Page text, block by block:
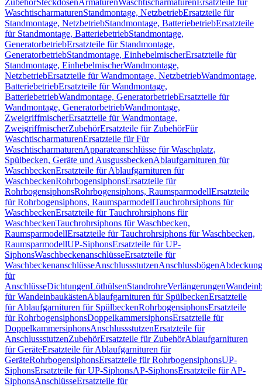
ZubehörSteckdosenArmaturenWaschtischarmaturen Ersatzteile für
WaschtischarmaturenStandmontage, NetzbetriebErsatzteile für
Standmontage, NetzbetriebStandmontage, BatteriebetriebErsatzteile
für Standmontage, BatteriebetriebStandmontage,
GeneratorbetriebErsatzteile für Standmontage,
GeneratorbetriebStandmontage, EinhebelmischerErsatzteile für
Standmontage, EinhebelmischerWandmontage,
NetzbetriebErsatzteile für Wandmontage, NetzbetriebWandmontage,
BatteriebetriebErsatzteile für Wandmontage,
BatteriebetriebWandmontage, GeneratorbetriebErsatzteile für
Wandmontage, GeneratorbetriebWandmontage,
ZweigriffmischerErsatzteile für Wandmontage,
ZweigriffmischerZubehörErsatzteile für ZubehörFür
WaschtischarmaturenErsatzteile für Für
WaschtischarmaturenApparateanschlüsse für Waschplatz,
Spülbecken, Geräte und AusgussbeckenAblaufgarnituren für
WaschbeckenErsatzteile für Ablaufgarnituren für
WaschbeckenRohrbogensiphonsErsatzteile für
RohrbogensiphonsRohrbogensiphons, RaumsparmodellErsatzteile
für Rohrbogensiphons, RaumsparmodellTauchrohrsiphons für
WaschbeckenErsatzteile für Tauchrohrsiphons für
WaschbeckenTauchrohrsiphons für Waschbecken,
RaumsparmodellErsatzteile für Tauchrohrsiphons für Waschbecken,
RaumsparmodellUP-SiphonsErsatzteile für UP-
SiphonsWaschbeckenanschlüsseErsatzteile für
WaschbeckenanschlüsseAnschlussstutzenAnschlussbögen
für
AnschlüsseDichtungenLöthülsenStandrohreVerlängerungen
für WandeinbaukästenAblaufgarnituren für SpülbeckenErsatzteile
für Ablaufgarnituren für SpülbeckenRohrbogensiphonsErsatzteile
für RohrbogensiphonsDoppelkammersiphonsErsatzteile für
DoppelkammersiphonsAnschlussstutzenErsatzteile für
AnschlussstutzenZubehörErsatzteile für ZubehörAblaufgarnituren
für GeräteErsatzteile für Ablaufgarnituren für
GeräteRohrbogensiphonsErsatzteile für RohrbogensiphonsUP-
SiphonsErsatzteile für UP-SiphonsAP-SiphonsErsatzteile für AP-
SiphonsAnschlüsseErsatzteile für